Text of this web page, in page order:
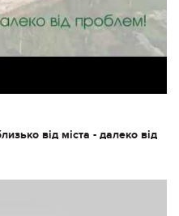
від міста - далеко від